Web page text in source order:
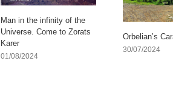
Man in the infinity of the
Universe. Come to Zorats
Karer
01/08/2024
Orbelian’s
30/07/2024